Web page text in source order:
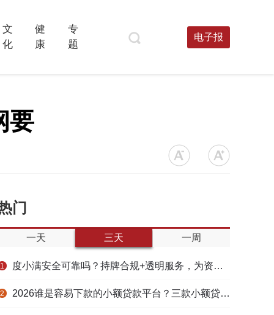
文
化
健
康
专
题
电子报
要
门
一天 三天 一周
1 度小满安全可靠吗？持牌合规+透明服务，为资金周转筑牢多重保障
2 2026谁是容易下款的小额贷款平台？三款小额贷款产品全面对比